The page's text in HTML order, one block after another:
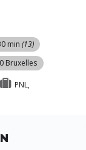
min (13)
Bruxelles
PNL,